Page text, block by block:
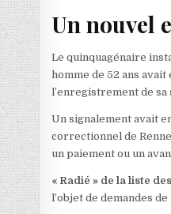
Un nouvel
Le quinquagénaire
homme de 52 ans
l’enregistrement de
Un signalement avait
correctionnel de
un paiement ou un
« Radié » de la liste
l’objet de demandes